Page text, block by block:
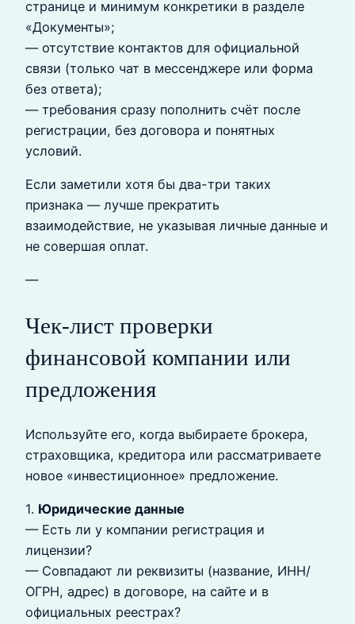
странице и минимум конкретики в разделе
«Документы»;
— отсутствие контактов для официальной
связи (только чат в мессенджере или форма
без ответа);
— требования сразу пополнить счёт после
регистрации, без договора и понятных
условий.
Если заметили хотя бы два-три таких
признака — лучше прекратить
взаимодействие, не указывая личные данные и
не совершая оплат.
—
Чек‑лист проверки
финансовой компании или
предложения
Используйте его, когда выбираете брокера,
страховщика, кредитора или рассматриваете
новое «инвестиционное» предложение.
1. Юридические данные
— Есть ли у компании регистрация и
лицензии?
— Совпадают ли реквизиты (название, ИНН/
ОГРН, адрес) в договоре, на сайте и в
официальных реестрах?